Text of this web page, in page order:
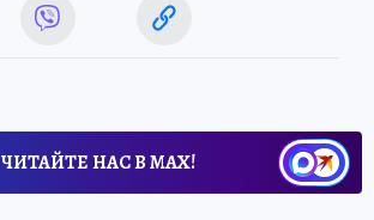
ЧИТАЙТЕ НАС В МАХ!